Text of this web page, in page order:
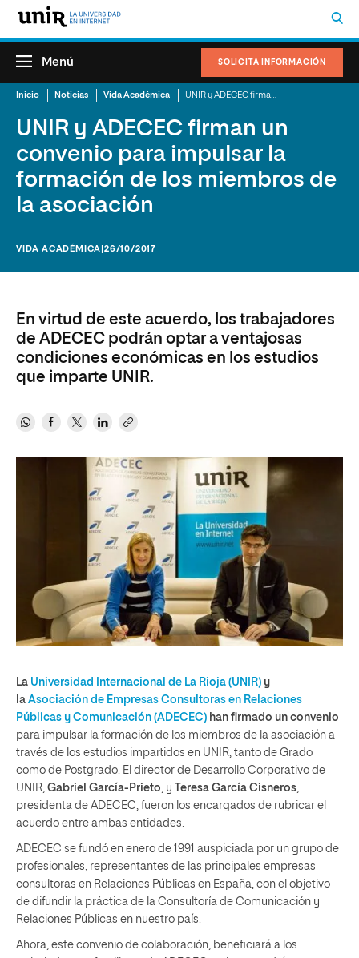
SOLICITA INFORMACIÓN
Menú
Inicio Noticias Vida Académica
UNIR y ADECEC firman un
convenio para impulsar la
formación de los miembros de
la asociación
VIDA ACADÉMICA |26/10/2017
En virtud de este acuerdo, los trabajadores
de ADECEC podrán optar a ventajosas
condiciones económicas en los estudios
que imparte UNIR.
La Universidad Internacional de La Rioja (UNIR) y
la Asociación de Empresas Consultoras en Relaciones
Públicas y Comunicación (ADECEC) han firmado un convenio
para impulsar la formación de los miembros de la asociación a
través de los estudios impartidos en UNIR, tanto de Grado
como de Postgrado. El director de Desarrollo Corporativo de
UNIR, Gabriel García-Prieto, y Teresa García Cisneros,
presidenta de ADECEC, fueron los encargados de rubricar el
acuerdo entre ambas entidades.
ADECEC se fundó en enero de 1991 auspiciada por un grupo de
profesionales, representantes de las principales empresas
consultoras en Relaciones Públicas en España, con el objetivo
de difundir la práctica de la Consultoría de Comunicación y
Relaciones Públicas en nuestro país.
Ahora, este convenio de colaboración, beneficiará a los